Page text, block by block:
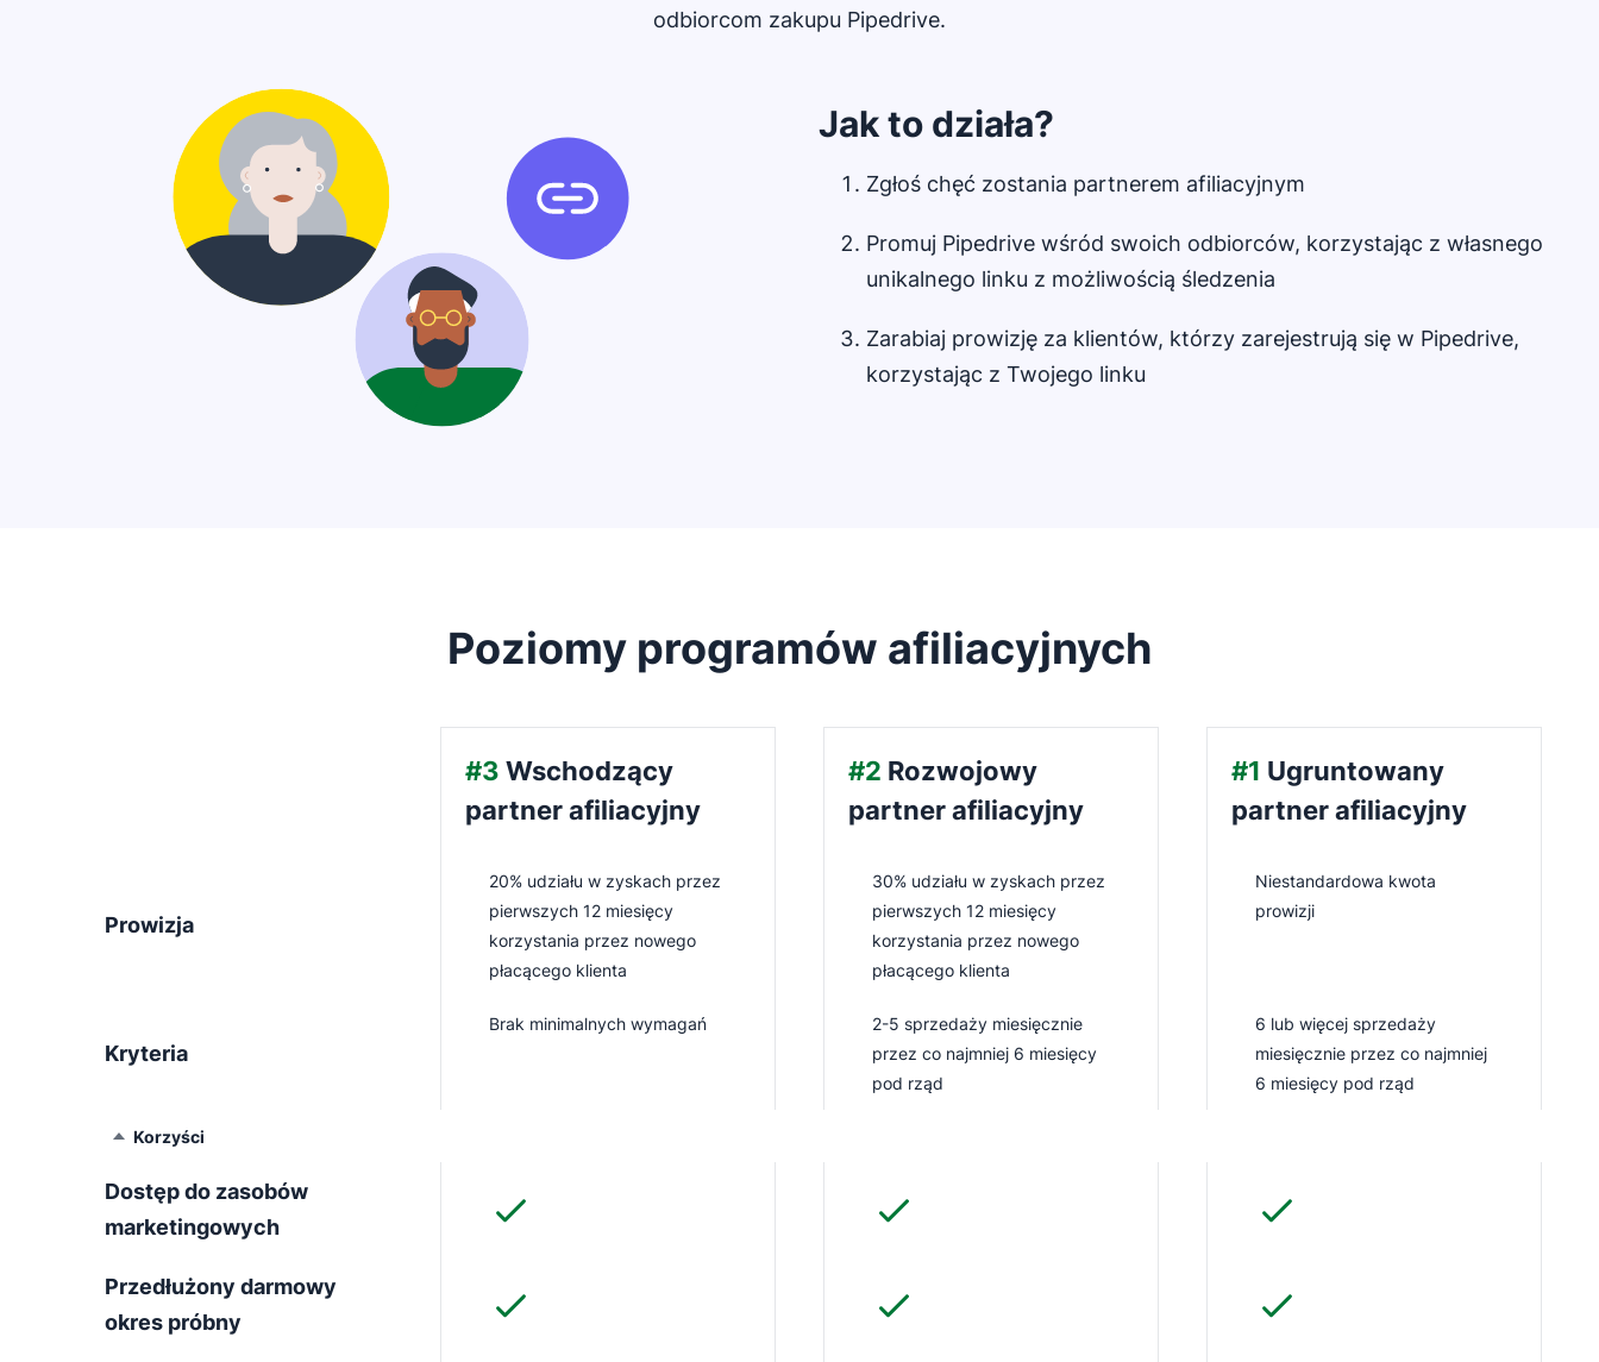
odbiorcom zakupu Pipedrive.
Jak to działa?
Zgłoś chęć zostania partnerem afiliacyjnym
Promuj Pipedrive wśród swoich odbiorców, korzystając z własnego
unikalnego linku z możliwością śledzenia
Zarabiaj prowizję za klientów, którzy zarejestrują się w Pipedrive,
korzystając z Twojego linku
Poziomy programów afiliacyjnych
#3 Wschodzący
partner afiliacyjny
#2 Rozwojowy
partner afiliacyjny
#1 Ugruntowany
partner afiliacyjny
Prowizja
20% udziału w zyskach przez
pierwszych 12 miesięcy
korzystania przez nowego
płacącego klienta
30% udziału w zyskach przez
pierwszych 12 miesięcy
korzystania przez nowego
płacącego klienta
Niestandardowa kwota
prowizji
Kryteria
Brak minimalnych wymagań
2-5 sprzedaży miesięcznie
przez co najmniej 6 miesięcy
pod rząd
6 lub więcej sprzedaży
miesięcznie przez co najmniej
6 miesięcy pod rząd
Korzyści
Dostęp do zasobów
marketingowych
Przedłużony darmowy
okres próbny